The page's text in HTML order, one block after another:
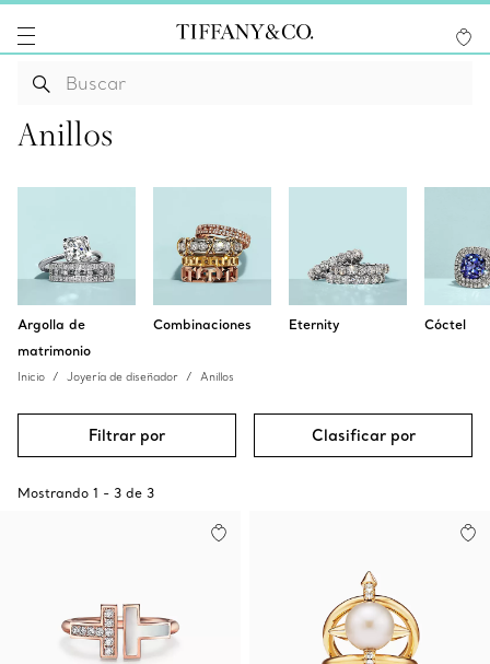
Anillos
Argolla de
matrimonio
Combinaciones Eternity Cóctel
Inicio Joyería de diseñador Anillos
Filtrar por Clasificar por
Mostrando 1 - 3 de 3